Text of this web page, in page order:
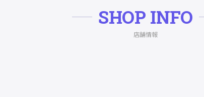
SHOP INFO
店舗情報